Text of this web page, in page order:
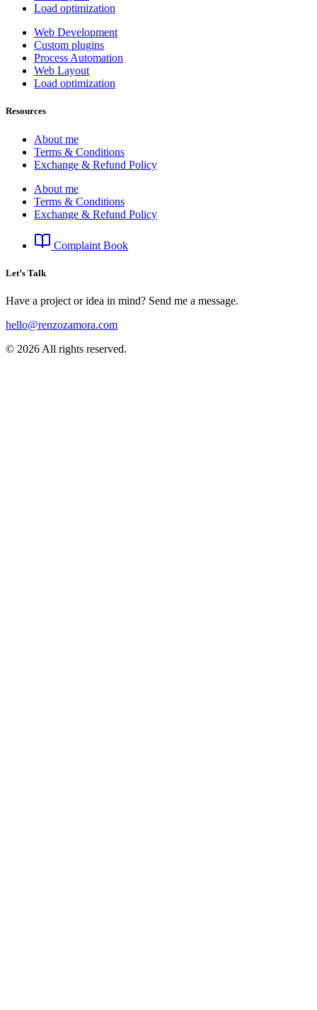
Load optimization
Web Development
Custom plugins
Process Automation
Web Layout
Load optimization
Resources
About me
Terms & Conditions
Exchange & Refund Policy
About me
Terms & Conditions
Exchange & Refund Policy
Complaint Book
Let’s Talk
Have a project or idea in mind? Send me a message.
hello@renzozamora.com
© 2026 All rights reserved.